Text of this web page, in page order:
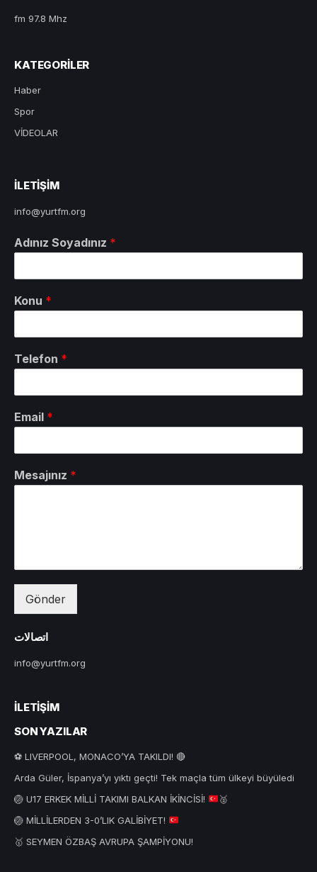
fm 97.8 Mhz
KATEGORILER
Haber
Spor
VİDEOLAR
ILETIŞIM
info@yurtfm.org
Adınız Soyadınız *
Konu *
Telefon *
Email *
Mesajınız *
Gönder
اتصالات
info@yurtfm.org
İLETIŞIM
SON YAZILAR
⚽ LIVERPOOL, MONACO’YA TAKILDI! 🔴
Arda Güler, İspanya’yı yıktı geçti! Tek maçla tüm ülkeyi büyüledi
🏐 U17 ERKEK MİLLİ TAKIMI BALKAN İKİNCİSİ!
🥈
🏐 MİLLİLERDEN 3-0’LIK GALİBİYET!
🥇 SEYMEN ÖZBAŞ AVRUPA ŞAMPİYONU!